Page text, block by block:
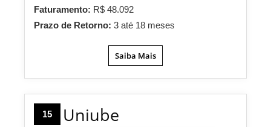
Faturamento: R$ 48.092
Prazo de Retorno: 3 até 18 meses
Saiba Mais
15 Uniube